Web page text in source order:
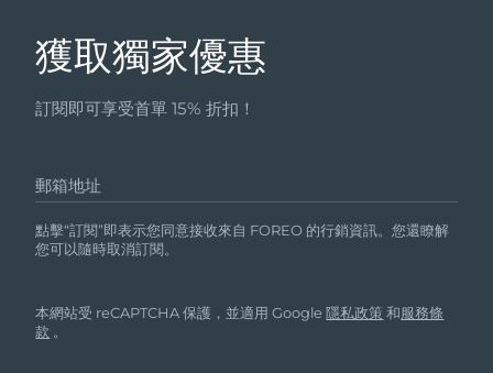
獲取獨家優惠
訂閱即可享受首單 15% 折扣！
郵箱地址
點擊“訂閱”即表示您同意接收來自 FOREO 的行銷資訊。您還瞭解
您可以隨時取消訂閱。
本網站受 reCAPTCHA 保護，並適用 Google隱私政策 和服務條
款 。